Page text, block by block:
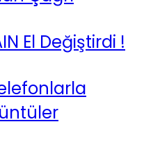
El Değiştirdi !